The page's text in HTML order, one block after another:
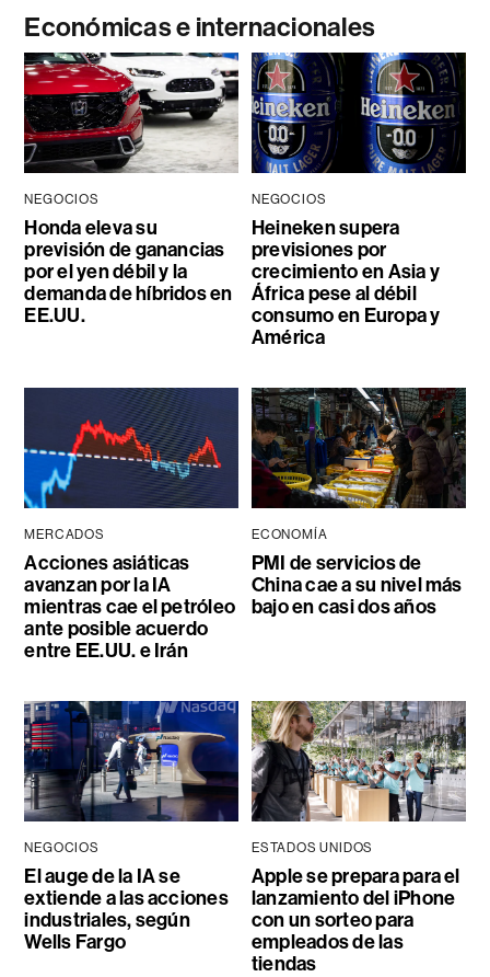
Económicas e internacionales
NEGOCIOS
Honda eleva su
previsión de ganancias
por el yen débil y la
demanda de híbridos en
EE.UU.
NEGOCIOS
Heineken supera
previsiones por
crecimiento en Asia y
África pese al débil
consumo en Europa y
América
MERCADOS
Acciones asiáticas
avanzan por la IA
mientras cae el petróleo
ante posible acuerdo
entre EE.UU. e Irán
ECONOMÍA
PMI de servicios de
China cae a su nivel más
bajo en casi dos años
NEGOCIOS
El auge de la IA se
extiende a las acciones
industriales, según
Wells Fargo
ESTADOS UNIDOS
Apple se prepara para el
lanzamiento del iPhone
con un sorteo para
empleados de las
tiendas